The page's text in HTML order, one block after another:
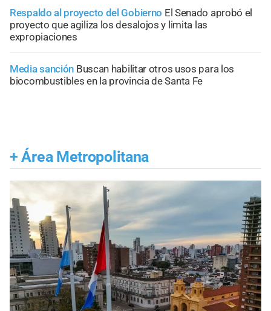
Respaldo al proyecto del Gobierno El Senado aprobó el
proyecto que agiliza los desalojos y limita las
expropiaciones
Media sanción Buscan habilitar otros usos para los
biocombustibles en la provincia de Santa Fe
+ Área Metropolitana